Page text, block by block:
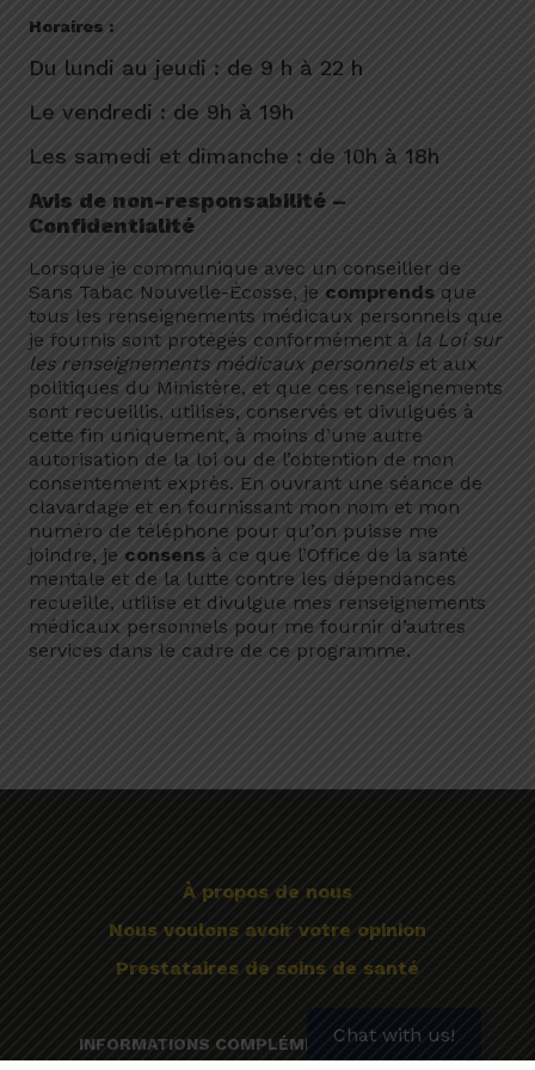
Horaires :
Du lundi au jeudi : de 9 h à 22 h
Le vendredi : de 9h à 19h
Les samedi et dimanche : de 10h à 18h
Avis de non-responsabilité –
Confidentialité
Lorsque je communique avec un conseiller de
Sans Tabac Nouvelle-Écosse, je comprends que
tous les renseignements médicaux personnels que
je fournis sont protégés conformément à la Loi sur
les renseignements médicaux personnelset aux
politiques du Ministère, et que ces renseignements
sont recueillis, utilisés, conservés et divulgués à
cette fin uniquement, à moins d’une autre
autorisation de la loi ou de l’obtention de mon
consentement exprès. En ouvrant une séance de
clavardage et en fournissant mon nom et mon
numéro de téléphone pour qu’on puisse me
joindre, je consens à ce que l’Office de la santé
mentale et de la lutte contre les dépendances
recueille, utilise et divulgue mes renseignements
médicaux personnels pour me fournir d’autres
services dans le cadre de ce programme.
À propos de nous
Nous voulons avoir votre opinion
Prestataires de soins de santé
INFORMATIONS COMPLÉMENTAIRES POUR…
Chat with us!